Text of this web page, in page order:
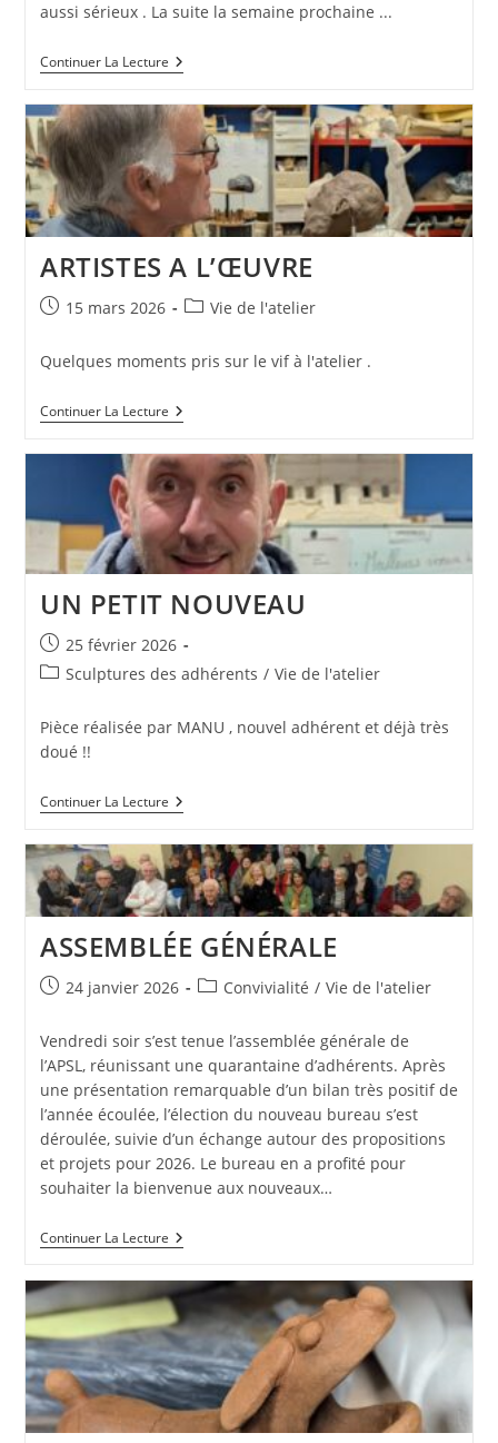
aussi sérieux . La suite la semaine prochaine ...
Continuer La LectureSTAGE
PAPIER
ARTISTES A L’ŒUVRE
Publication
15 mars 2026
PostVie de l'atelier
Quelques moments pris sur le vif à l'atelier .
Continuer La LectureARTISTES
A
UN PETIT NOUVEAU
Publication
publiée :
25 février 2026
PostSculptures des adhérents / Vie de l'atelier
Pièce réalisée par MANU , nouvel adhérent et déjà très
doué !!
Continuer La LectureUN
PETIT
ASSEMBLÉE GÉNÉRALE
Publication
24 janvier 2026
PostConvivialité / Vie de l'atelier
Vendredi soir s’est tenue l’assemblée générale de
l’APSL, réunissant une quarantaine d’adhérents. Après
une présentation remarquable d’un bilan très positif de
l’année écoulée, l’élection du nouveau bureau s’est
déroulée, suivie d’un échange autour des propositions
et projets pour 2026. Le bureau en a profité pour
souhaiter la bienvenue aux nouveaux…
Continuer La LectureASSEMBLÉE
GÉNÉRALE